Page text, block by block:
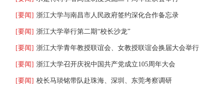
[要闻] 浙江大学与南昌市人民政府签约深化合作备忘录
[要闻] 浙江大学举行第二期“校长沙龙”
[要闻] 浙江大学青年教授联谊会、女教授联谊会换届大会举行
[要闻] 浙江大学召开庆祝中国共产党成立105周年大会
[要闻] 校长马琰铭带队赴珠海、深圳、东莞考察调研